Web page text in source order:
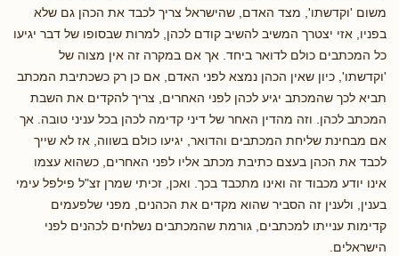
משום 'וקדשתו', מצד האדם, שהישראל צריך לכבד את הכהן גם שלא
בפניו, אזי יצטרך המשיב להשיב קודם לכהן, למרות שבסופו של דבר יגיעו
כל המכתבים כולם לדואר ביחד. אך אם במקרה זה אין מצוה של
'וקדשתו', כיון שאין הכהן נמצא לפני האדם, אם כן רק כשכתיבת המכתב
תביא לכך שהמכתב יגיע לכהן לפני האחרים, צריך להקדים את השבת
המכתב לכהן. וזה מהדין האחר של דיני קדימה לכהן בכל עניני טובה. אך
אם מבחינת שליחת המכתבים והדואר, יגיעו כולם בשווה, אז לא שייך
לכבד את הכהן בעצם כתיבת מכתב אליו לפני האחרים, כשהוא עצמו
אינו יודע מכבוד זה ואינו מתכבד בכך. ואכן, זכיתי שמרן זצ"ל פילפל עימי
בענין, ולענין זה הסביר שהוא מקדים את הכהנים, מפני שלפעמים
קדימות ענייתו למכתבים, גורמת שהמכתבים נשלחים לכהנים לפני
הישראלים.